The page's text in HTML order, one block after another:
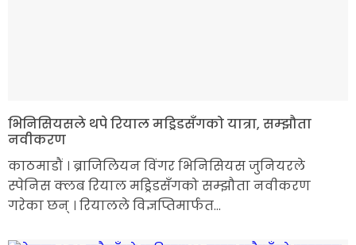
भिनिसियसले थपे रियाल मड्रिडसँगको यात्रा, सम्झौता
नवीकरण
काठमाडौं । ब्राजिलियन विंगर भिनिसियस जुनियरले
स्पेनिस क्लब रियाल मड्रिडसँगको सम्झौता नवीकरण
गरेका छन् । रियालले विज्ञप्तिमार्फत...